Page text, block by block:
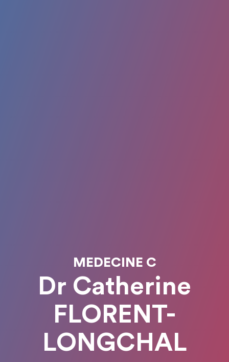
MEDECINE C
Dr Catherine
FLORENT-
LONGCHAL